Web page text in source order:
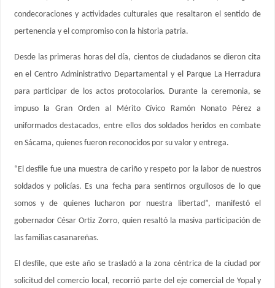
condecoraciones y actividades culturales que resaltaron el sentido de
pertenencia y el compromiso con la historia patria.
Desde las primeras horas del día, cientos de ciudadanos se dieron cita
en el Centro Administrativo Departamental y el Parque La Herradura
para participar de los actos protocolarios. Durante la ceremonia, se
impuso la Gran Orden al Mérito Cívico Ramón Nonato Pérez a
uniformados destacados, entre ellos dos soldados heridos en combate
en Sácama, quienes fueron reconocidos por su valor y entrega.
“El desfile fue una muestra de cariño y respeto por la labor de nuestros
soldados y policías. Es una fecha para sentirnos orgullosos de lo que
somos y de quienes lucharon por nuestra libertad”, manifestó el
gobernador César Ortiz Zorro, quien resaltó la masiva participación de
las familias casanareñas.
El desfile, que este año se trasladó a la zona céntrica de la ciudad por
solicitud del comercio local, recorrió parte del eje comercial de Yopal y